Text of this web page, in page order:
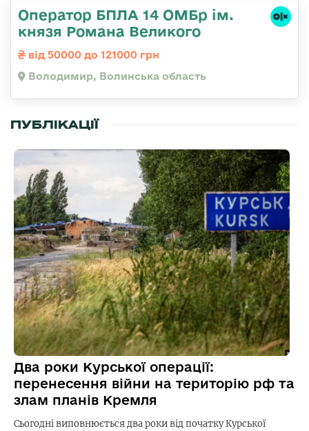
Оператор БПЛА 14 ОМБр ім.
князя Романа Великого
від 50000 до 121000 грн
Володимир, Волинська область
ПУБЛІКАЦІЇ
Два роки Курської операції:
перенесення війни на територію рф та
злам планів Кремля
Сьогодні виповнюється два роки від початку Курської